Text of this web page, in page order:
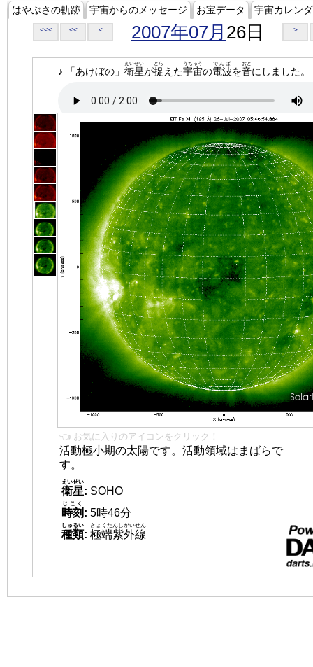
はやぶさの軌跡 宇宙からのメッセージ お宝データ 宇宙カレン
<<< << < 2007年07月 26日 >
♪ 「あけぼの」 衛星
えいせい
が捉
とら
えた宇宙
うちゅう
の電波
でんぱ
を音
おと
にしました。
👈 お気に入りのアイコンをクリック！
活動極小期の太陽です。活動領域はまばらで
す。
衛星
えいせい
: SOHO
時刻
じこく
: 5時46分
種類
しゅるい
: 極端紫外線
きょくたんしがいせん